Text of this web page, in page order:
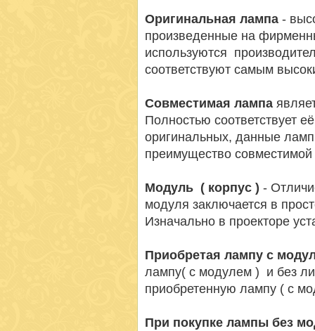
Оригинальная лампа -
произведенные на
используются
соответствуют самым
Совместимая лампа
Полностью соответствует
оригинальных, данные
преимущество
Модуль ( корпус ) -
модуля заключается в
Изначально в проекторе
Приобретая лампу с
лампу( с модулем ) и без
приобретенную лампу ( с
При покупке лампы без